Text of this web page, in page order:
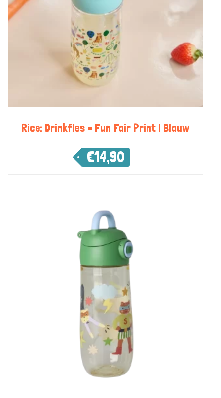
Rice: Drinkfles – Fun Fair Print | Blauw
€14,90